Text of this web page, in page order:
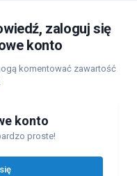
zaloguj się
konto
komentować zawartość
konto
proste!